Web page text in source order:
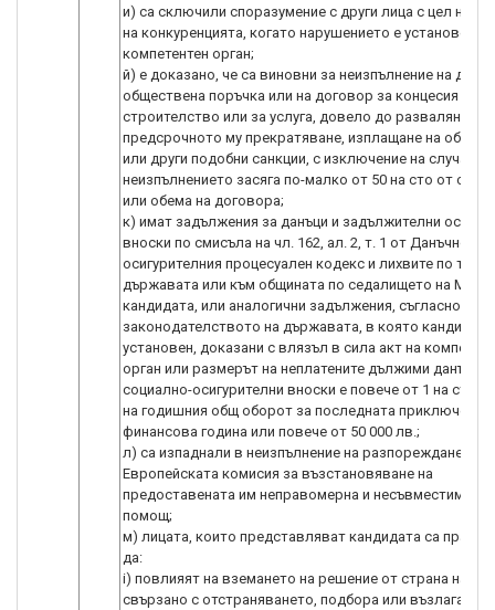
и) са сключили споразумение с други лица с цел
на конкуренцията, когато нарушението е установено
компетентен орган;
й) е доказано, че са виновни за неизпълнение на
обществена поръчка или на договор за концесия за
строителство или за услуга, довело до разваляне или
предсрочното му прекратяване, изплащане на
или други подобни санкции, с изключение на
неизпълнението засяга по-малко от 50 на сто от
или обема на договора;
к) имат задължения за данъци и задължителни
вноски по смисъла на чл. 162, ал. 2, т. 1 от Данъчно-
осигурителния процесуален кодекс и лихвите по тях,
държавата или към общината по седалището на МТ и
кандидата, или аналогични задължения, съгласно
законодателството на държавата, в която
установен, доказани с влязъл в сила акт на
орган или размерът на неплатените дължими данъци
социално-осигурителни вноски е повече от 1 на сто
на годишния общ оборот за последната приключена
финансова година или повече от 50 000 лв.;
л) са изпаднали в неизпълнение на разпореждане на
Европейската комисия за възстановяване на
предоставената им неправомерна и несъвместима
помощ;
м) лицата, които представляват кандидата са
да:
i) повлияят на вземането на решение от страна на МТ,
свързано с отстраняването, подбора или